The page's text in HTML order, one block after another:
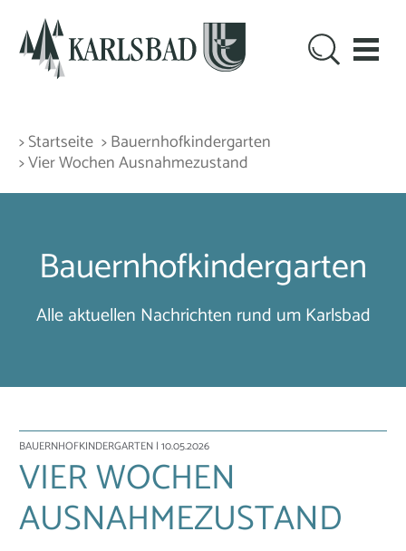
> Startseite > Bauernhofkindergarten
> Vier Wochen Ausnahmezustand
Bauernhofkindergarten
Alle aktuellen Nachrichten rund um Karlsbad
BAUERNHOFKINDERGARTEN | 10.05.2026
VIER WOCHEN
AUSNAHMEZUSTAND